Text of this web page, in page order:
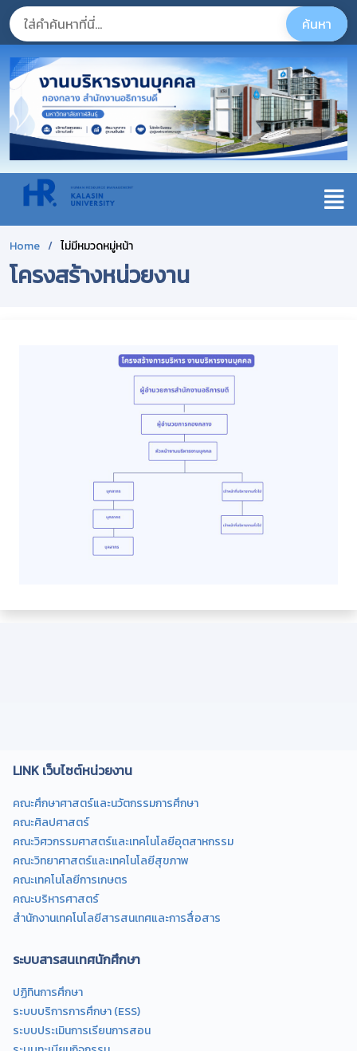
Home ไม่มีหมวดหมู่หน้า
โครงสร้างหน่วยงาน
LINK เว็บไซต์หน่วยงาน
คณะศึกษาศาสตร์และนวัตกรรมการศึกษา
คณะศิลปศาสตร์
คณะวิศวกรรมศาสตร์และเทคโนโลยีอุตสาหกรรม
คณะวิทยาศาสตร์และเทคโนโลยีสุขภาพ
คณะเทคโนโลยีการเกษตร
คณะบริหารศาสตร์
สำนักงานเทคโนโลยีสารสนเทศและการสื่อสาร
ระบบสารสนเทศนักศึกษา
ปฏิทินการศึกษา
ระบบบริการการศึกษา (ESS)
ระบบประเมินการเรียนการสอน